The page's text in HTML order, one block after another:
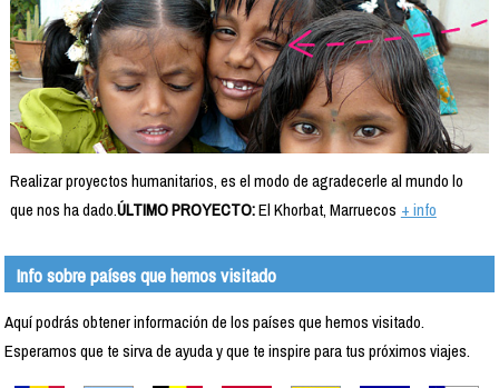
Realizar proyectos humanitarios, es el modo de agradecerle al mundo lo
que nos ha dado.ÚLTIMO PROYECTO:El Khorbat, Marruecos + info
Info sobre países que hemos visitado
Aquí podrás obtener información de los países que hemos visitado.
Esperamos que te sirva de ayuda y que te inspire para tus próximos viajes.